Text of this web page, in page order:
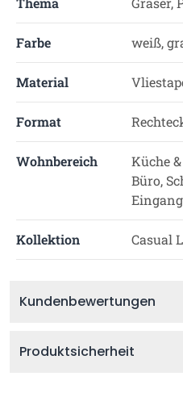
Farbe weiß,
Material
Format
Wohnbereich
Küche
Büro,
Kollektion Casual
Kundenbewertungen
Produktsicherheit